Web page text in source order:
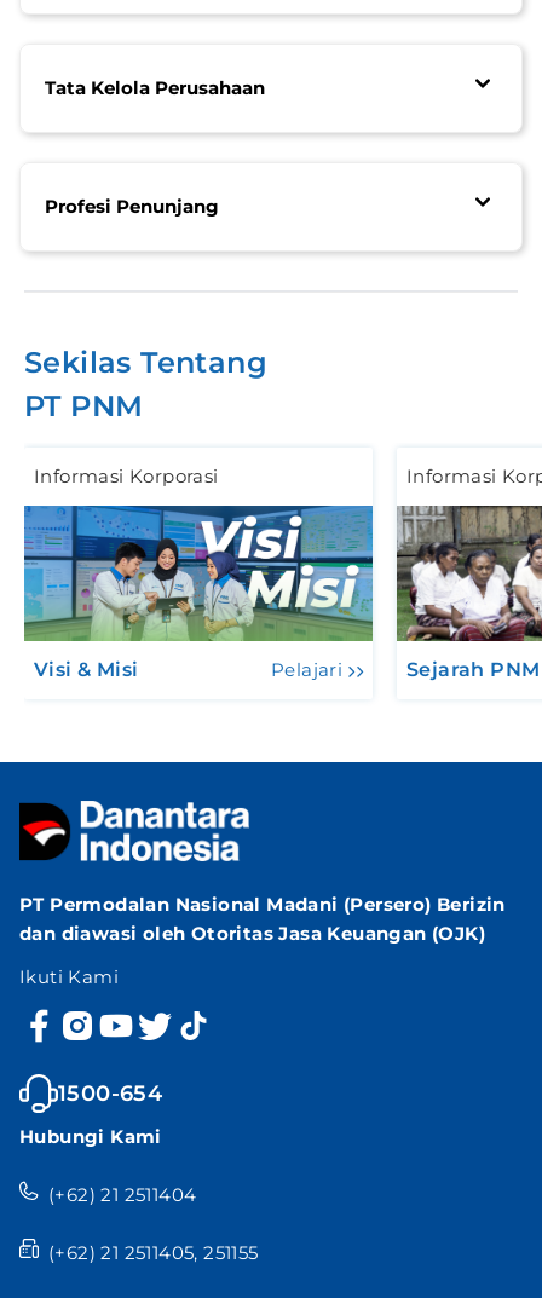
Tata Kelola Perusahaan
Profesi Penunjang
Sekilas Tentang
PT PNM
Informasi Korporasi
Visi & Misi Pelajari
Informasi
Sejarah PNM
PT Permodalan Nasional Madani (Persero) Berizin
dan diawasi oleh Otoritas Jasa Keuangan (OJK)
Ikuti Kami
1500-654
Hubungi Kami
(+62) 21 2511404
(+62) 21 2511405, 251155